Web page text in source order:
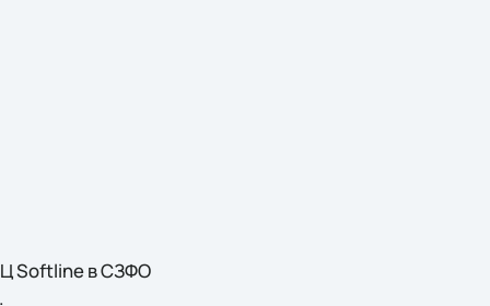
Softline в СЗФО
.